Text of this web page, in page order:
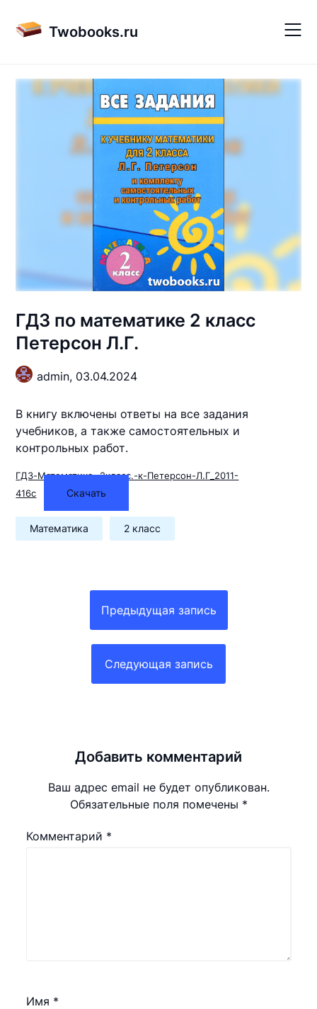
content
Twobooks.ru
ГДЗ по математике 2 класс
Петерсон Л.Г.
admin, 03.04.2024
В книгу включены ответы на все задания
учебников, а также самостоятельных и
контрольных работ.
ГДЗ-Математика.-2класс.-к-Петерсон-Л.Г_2011-
416с
Скачать
Математика 2 класс
Предыдущая запись
Следующая запись
Добавить комментарий
Ваш адрес email не будет опубликован.
Обязательные поля помечены *
Комментарий *
Имя *